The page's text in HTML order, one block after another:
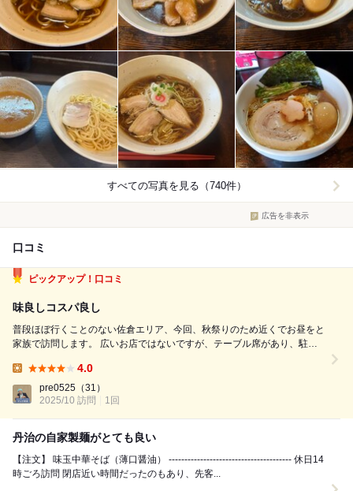
すべての写真を見る（740件）
広告を非表示
口コミ
ピックアップ！口コミ
味良しコスパ良し
普段ほぼ行くことのない佐倉エリア、今回、秋祭りのため近くでお昼をと
家族で訪問します。 広いお店ではないですが、テーブル席があり、駐車
盛りを太麺で注文します。大盛り無料で300グラムはありがたいです。 麺
はもちっとした中太麺で食べ...
4.0
pre0525 （31）
2025/10 訪問
1回
丹治の自家製麺がとても良い
【注文】 味玉中華そば（薄口醤油） --------------------------------------- 休日14
時ごろ訪問 閉店近い時間だったのもあり、先客...